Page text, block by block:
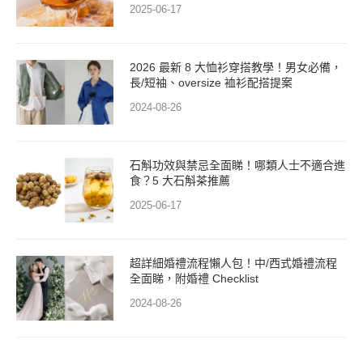
2025-06-17
2026 最新 8 大恤衫穿搭教學！男女必備，
長/短袖、oversize 裇衫配搭提案
2024-08-26
石斛功效與禁忌全面睇！哪類人士不適合進
食？5 大石斛茶推薦
2025-06-17
超詳細婚禮流程懶人包！中/西式婚禮流程
全面睇，附婚禮 Checklist
2024-08-26